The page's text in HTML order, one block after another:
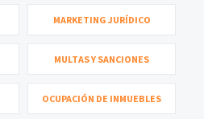
MARKETING JURÍDICO
MULTAS Y SANCIONES
OCUPACIÓN DE INMUEBLES